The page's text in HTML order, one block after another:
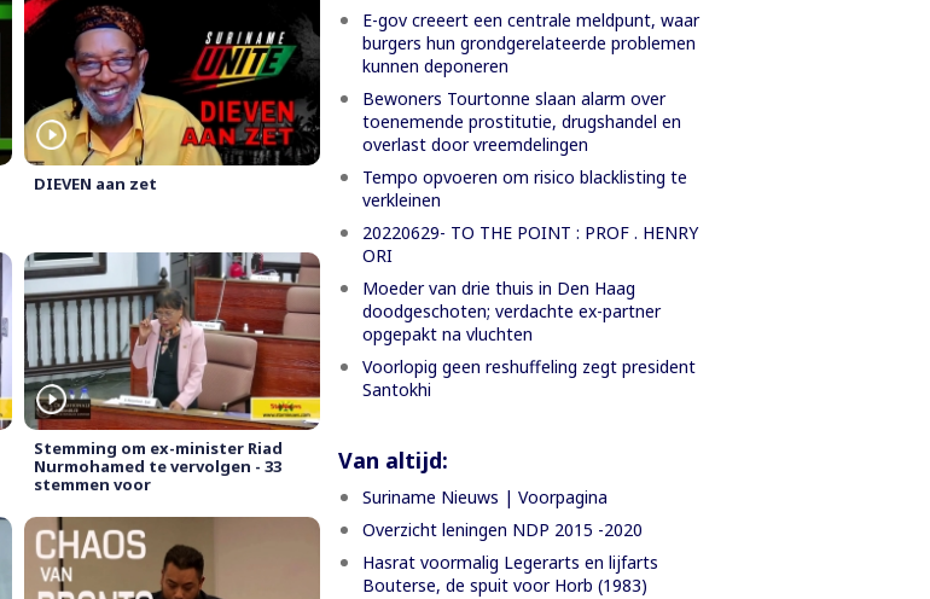
DIEVEN aan zet
Stemming om ex-minister Riad
Nurmohamed te vervolgen - 33
stemmen voor
E-gov creeert een centrale meldpunt, waar
burgers hun grondgerelateerde problemen
kunnen deponeren
Bewoners Tourtonne slaan alarm over
toenemende prostitutie, drugshandel en
overlast door vreemdelingen
Tempo opvoeren om risico blacklisting te
verkleinen
20220629- TO THE POINT : PROF . HENRY
ORI
Moeder van drie thuis in Den Haag
doodgeschoten; verdachte ex-partner
opgepakt na vluchten
Voorlopig geen reshuffeling zegt president
Santokhi
Van altijd:
Suriname Nieuws | Voorpagina
Overzicht leningen NDP 2015 -2020
Hasrat voormalig Legerarts en lijfarts
Bouterse, de spuit voor Horb (1983)